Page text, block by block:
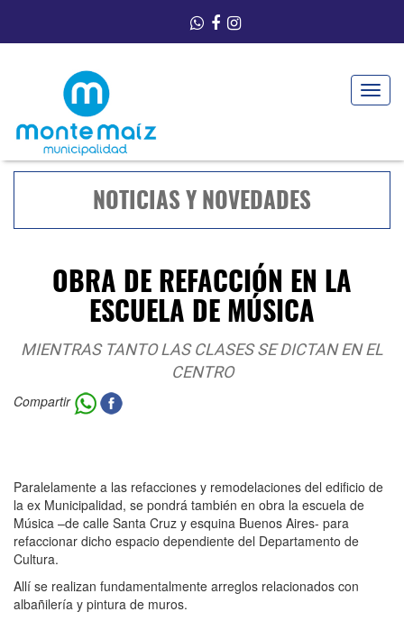
Toggle
NOTICIAS Y NOVEDADES
OBRA DE REFACCIÓN EN LA
ESCUELA DE MÚSICA
MIENTRAS TANTO LAS CLASES SE DICTAN EN EL
CENTRO
Compartir
Paralelamente a las refacciones y remodelaciones del edificio de
la ex Municipalidad, se pondrá también en obra la escuela de
Música –de calle Santa Cruz y esquina Buenos Aires- para
refaccionar dicho espacio dependiente del Departamento de
Cultura.
Allí se realizan fundamentalmente arreglos relacionados con
albañilería y pintura de muros.